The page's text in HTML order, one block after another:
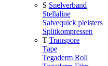
S Snelverband
Stellaline
Salvequick pleisters
Splitkompressen
T Transpore
Tape
Tegaderm Roll